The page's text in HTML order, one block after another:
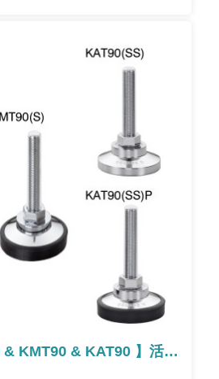
【KMS90 & S90 & KMT90 & KAT90 】活動型腳座